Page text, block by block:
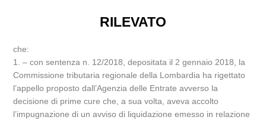
RILEVATO
che:
1. – con sentenza n. 12/2018, depositata il 2 gennaio 2018, la
Commissione tributaria regionale della Lombardia ha rigettato
l’appello proposto dall’Agenzia delle Entrate avverso la
decisione di prime cure che, a sua volta, aveva accolto
l’impugnazione di un avviso di liquidazione emesso in relazione